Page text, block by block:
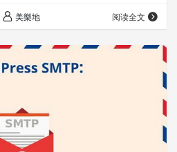
美樂地 阅读全文